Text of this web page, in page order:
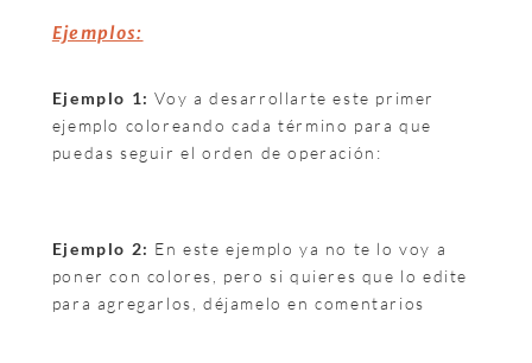
Ejemplos:
Ejemplo 1: Voy a desarrollarte este primer
ejemplo coloreando cada término para que
puedas seguir el orden de operación:
Ejemplo 2: En este ejemplo ya no te lo voy a
poner con colores, pero si quieres que lo edite
para agregarlos, déjamelo en comentarios